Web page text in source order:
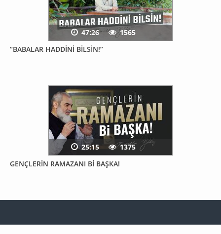
“BABALAR HADDİNİ BİLSİN!”
47:26 1565
GENÇLERİN RAMAZANI Bİ BAŞKA!
25:15 1375